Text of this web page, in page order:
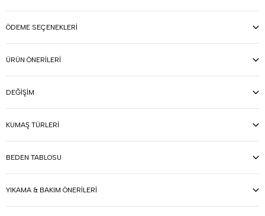
ÖDEME SEÇENEKLERI
ÜRÜN ÖNERILERI
DEĞIŞIM
KUMAŞ TÜRLERI
BEDEN TABLOSU
YIKAMA & BAKIM ÖNERILERI